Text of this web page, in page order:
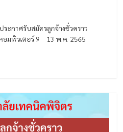
ระกาศรับสมัครลูกจ้างชั่วคราว
มพิวเตอร์ 9 – 13 พ.ค. 2565